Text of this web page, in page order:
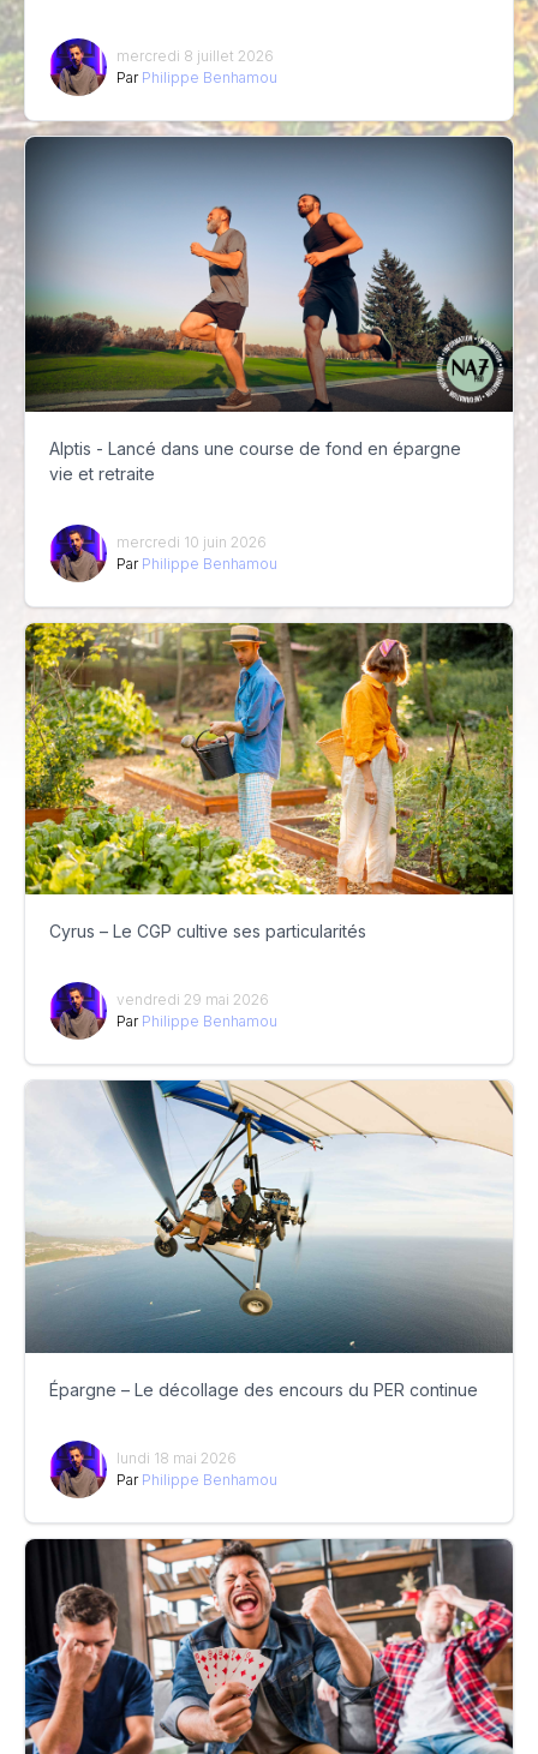
mercredi 8 juillet 2026
Par Philippe Benhamou
Alptis - Lancé dans une course de fond en épargne
vie et retraite
mercredi 10 juin 2026
Par Philippe Benhamou
Cyrus – Le CGP cultive ses particularités
vendredi 29 mai 2026
Par Philippe Benhamou
Épargne – Le décollage des encours du PER continue
lundi 18 mai 2026
Par Philippe Benhamou